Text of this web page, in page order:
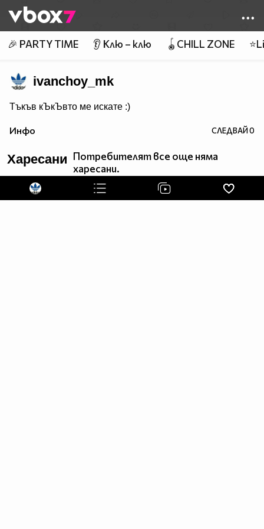
👾
🎉 PARTY TIME 👂 Клю – клю 🪀CHILL ZONE
ivanchoy_mk
Тъкъв кЪкЪвто ме искате :)
Инфо СЛЕДВАЙ0
Харесани Потребителят все още няма
харесани.